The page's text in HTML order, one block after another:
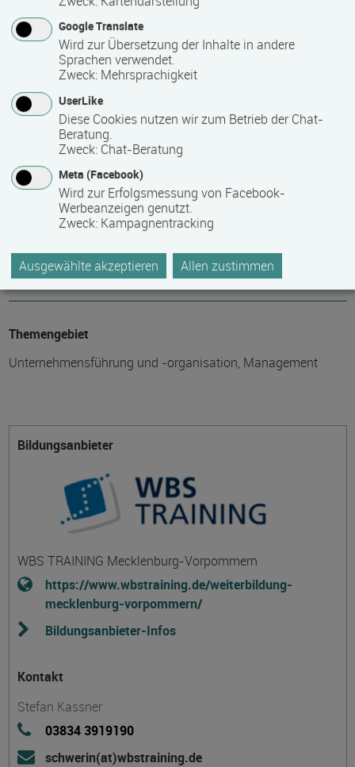
Maximale Teilnehmerzahl
Teilnahmegebühr
0,00 €
Bitte kontaktieren Sie den Bildungsanbieter direkt, um
detaillierte Preisinformationen zu erhalten
Hinweis des Datenbankbetreibers: Bitte erfragen Sie beim
Anbieter eventuell auftretende Nebenkosten!
Themengebiet
Unternehmensführung und -organisation, Management
Bildungsanbieter
WBS TRAINING Mecklenburg-Vorpommern
https://www.wbstraining.de/weiterbildung-
mecklenburg-vorpommern/
Bildungsanbieter-Infos
Kontakt
Stefan Kassner
03834 3919190
schwerin(at)wbstraining.de
Google Translate
Wird zur Übersetzung der Inhalte in andere
Sprachen verwendet.
Zweck: Mehrsprachigkeit
UserLike
Diese Cookies nutzen wir zum Betrieb der Chat-
Beratung.
Zweck: Chat-Beratung
Meta (Facebook)
Wird zur Erfolgsmessung von Facebook-
Werbeanzeigen genutzt.
Zweck: Kampagnentracking
Ausgewählte akzeptieren Allen zustimmen